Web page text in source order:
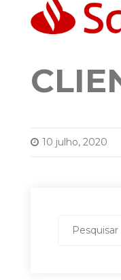
10 julho, 2020